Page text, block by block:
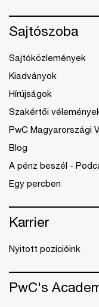
Sajtószoba
Sajtóközlemények
Kiadványok
Hírújságok
Szakértői
PwC Magyarországi
Blog
A pénz beszél -
Egy percben
Karrier
Nyitott pozícióink
PwC's